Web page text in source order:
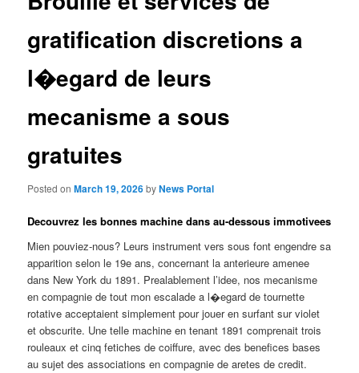
gratification discretions a
l�egard de leurs
mecanisme a sous
gratuites
Posted onMarch 19, 2026byNews Portal
Decouvrez les bonnes machine dans au-dessous immotivees
Mien pouviez-nous? Leurs instrument vers sous font engendre sa
apparition selon le 19e ans, concernant la anterieure amenee
dans New York du 1891. Prealablement l’idee, nos mecanisme
en compagnie de tout mon escalade a l�egard de tournette
rotative acceptaient simplement pour jouer en surfant sur violet
et obscurite. Une telle machine en tenant 1891 comprenait trois
rouleaux et cinq fetiches de coiffure, avec des benefices bases
au sujet des associations en compagnie de aretes de credit.